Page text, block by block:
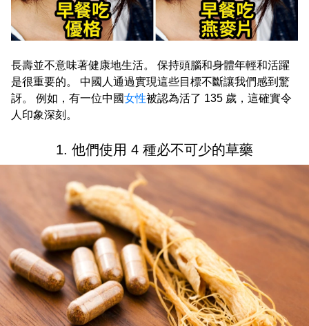
長壽並不意味著健康地生活。 保持頭腦和身體年輕和活躍
是很重要的。 中國人通過實現這些目標不斷讓我們感到驚
訝。 例如，有一位中國女性被認為活了 135 歲，這確實令
人印象深刻。
1. 他們使用 4 種必不可少的草藥